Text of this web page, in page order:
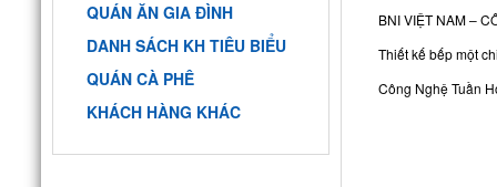
QUÁN ĂN GIA ĐÌNH
DANH SÁCH KH TIÊU BIỂU
QUÁN CÀ PHÊ
KHÁCH HÀNG KHÁC
BNI VIỆT NAM –
Thiết kế bếp một
Công Nghệ Tuần